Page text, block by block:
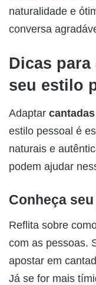
naturalidade e
conversa
Dicas para
seu estilo
Adaptar
estilo pessoal é
naturais e
podem ajudar
Conheça
Reflita sobre
com as pessoas.
apostar em
Já se for mais